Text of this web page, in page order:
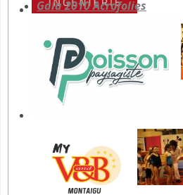
Gala 2010 Acrofolies